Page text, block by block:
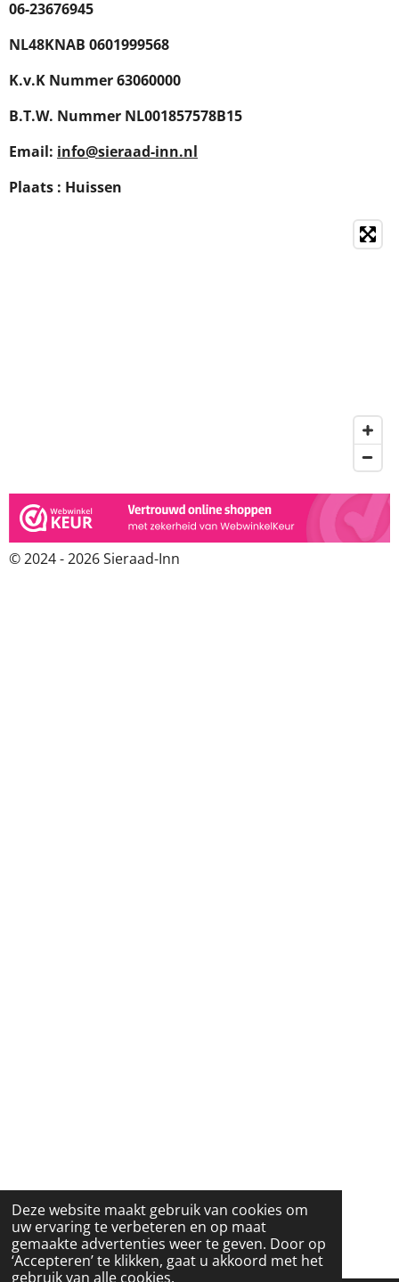
Deze website maakt gebruik van cookies om
uw ervaring te verbeteren en op maat
gemaakte advertenties weer te geven. Door op
‘Accepteren’ te klikken, gaat u akkoord met het
gebruik van alle cookies.
06-23676945
NL48KNAB 0601999568
K.v.K Nummer 63060000
B.T.W. Nummer NL001857578B15
Email: info@sieraad-inn.nl
Plaats : Huissen
© 2024 - 2026 Sieraad-Inn